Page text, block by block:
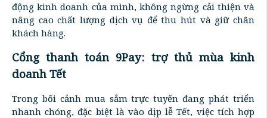
động kinh doanh của mình, không ngừng cải thiện và
nâng cao chất lượng dịch vụ để thu hút và giữ chân
khách hàng.
Cổng thanh toán 9Pay: trợ thủ mùa kinh
doanh Tết
Trong bối cảnh mua sắm trực tuyến đang phát triển
nhanh chóng, đặc biệt là vào dịp lễ Tết, việc tích hợp